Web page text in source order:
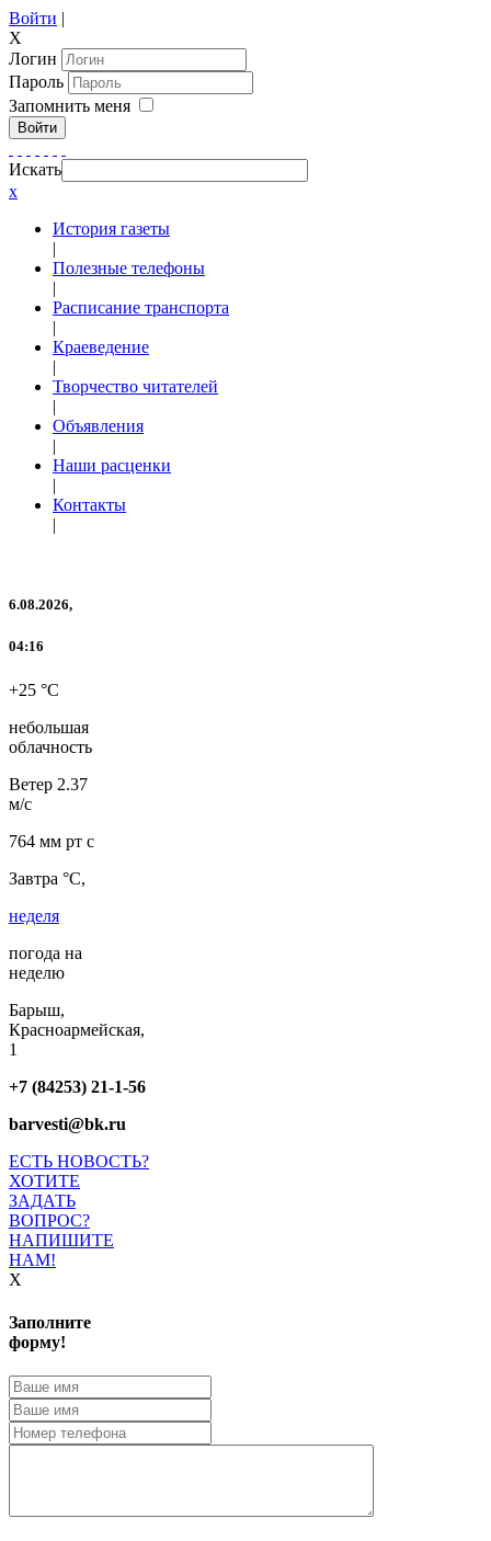
Войти |
X
Логин
Пароль
Запомнить меня
Войти
Искать
x
История газеты
|
Полезные телефоны
|
Расписание транспорта
|
Краеведение
|
Творчество читателей
|
Объявления
|
Наши расценки
|
Контакты
|
6.08.2026,
04:16
+25 °C
небольшая
облачность
Ветер 2.37
м/с
764 мм рт с
Завтра °C,
неделя
погода на
неделю
Барыш,
Красноармейская,
1
+7 (84253) 21-1-56
barvesti@bk.ru
ЕСТЬ НОВОСТЬ?
ХОТИТЕ
ЗАДАТЬ
ВОПРОС?
НАПИШИТЕ
НАМ!
X
Заполните
форму!